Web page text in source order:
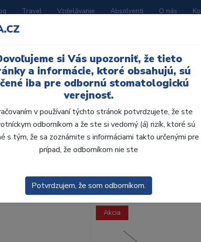
Travel Vzdelávanie Absolventi O nás
Skladom
Akcia
si Vás upozorniť, že tieto
a informácie, ktoré obsahujú, sú
iba pre odbornú stomatologickú
verejnosť.
v používaní týchto stránok potvrdzujete, že ste
odborníkom a že ste si vedomý (á) rizík, ktoré sú
s tým, že sa zoznámite s informáciami takto určenými pre
prípad, že odborníkom nie ste
Potvrdzujem, že som odborníkom.